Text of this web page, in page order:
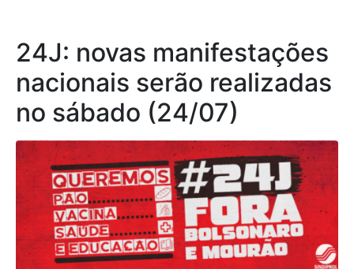
24J: novas manifestações
nacionais serão realizadas
no sábado (24/07)